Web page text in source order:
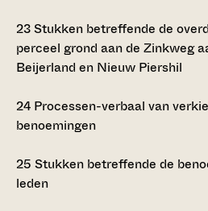
23Stukken betreffende de
perceel grond aan de Zinkweg
Beijerland en Nieuw Piershil
24 Processen-verbaal van
benoemingen
25 Stukken betreffende de
leden